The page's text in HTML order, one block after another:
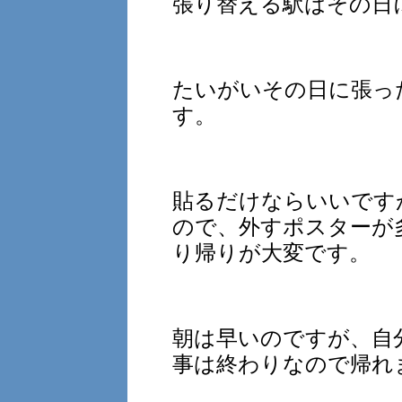
たいがいその日に張
す。
貼るだけならいいで
ので、外すポスター
り帰りが大変です。
朝は早いのですが、自
事は終わりなので帰れ